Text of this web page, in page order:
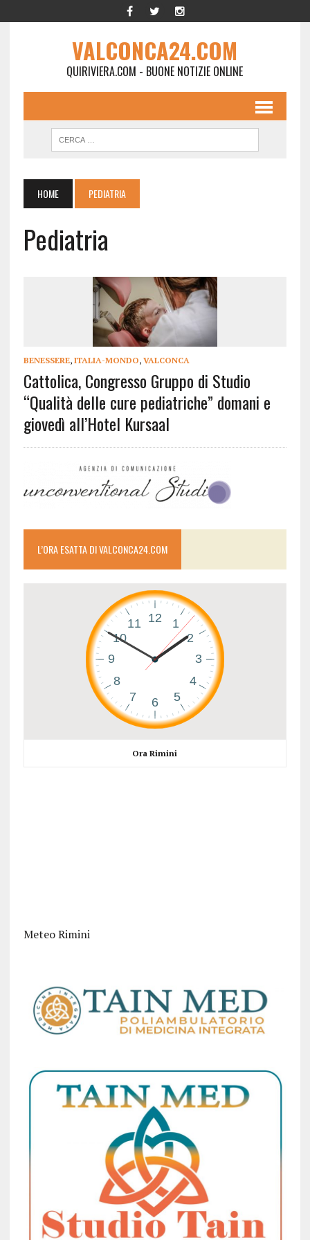
VALCONCA24.COM
QUIRIVIERA.COM - BUONE NOTIZIE ONLINE
HOME PEDIATRIA
Pediatria
BENESSERE, ITALIA-MONDO, VALCONCA
Cattolica, Congresso Gruppo di Studio
“Qualità delle cure pediatriche” domani e
giovedì all’Hotel Kursaal
L’ORA ESATTA DI VALCONCA24.COM
Ora Rimini
Meteo Rimini